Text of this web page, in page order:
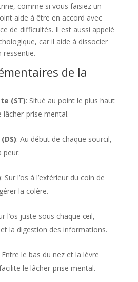
comme si vous faisiez un
aide à être en accord avec
de difficultés. Il est aussi appelé
car il aide à dissocier
ressentie​​.
de la
(ST): Situé au point le plus haut
lâcher-prise mental.
: Au début de chaque sourcil,
peur.
: Sur l’os à l’extérieur du coin de
la colère.
l’os juste sous chaque œil,
la digestion des informations.
Entre le bas du nez et la lèvre
le lâcher-prise mental.